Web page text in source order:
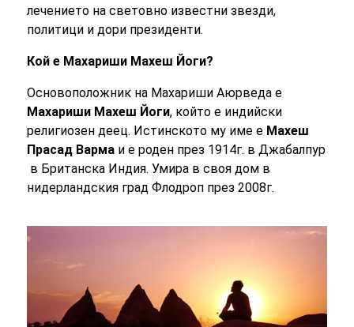
лечението на световно известни звезди,
политици и дори президенти.
Кой е Махариши Махеш Йоги?
Основоположник на Махариши Аюрведа е
Махариши Махеш Йоги, който е индийски
религиозен деец. Истинското му име е Махеш
Прасад Варма и е роден през 1914г. в Джабалпур
в Британска Индия.Умира в своя дом в
нидерландския град Флодроп през 2008г.